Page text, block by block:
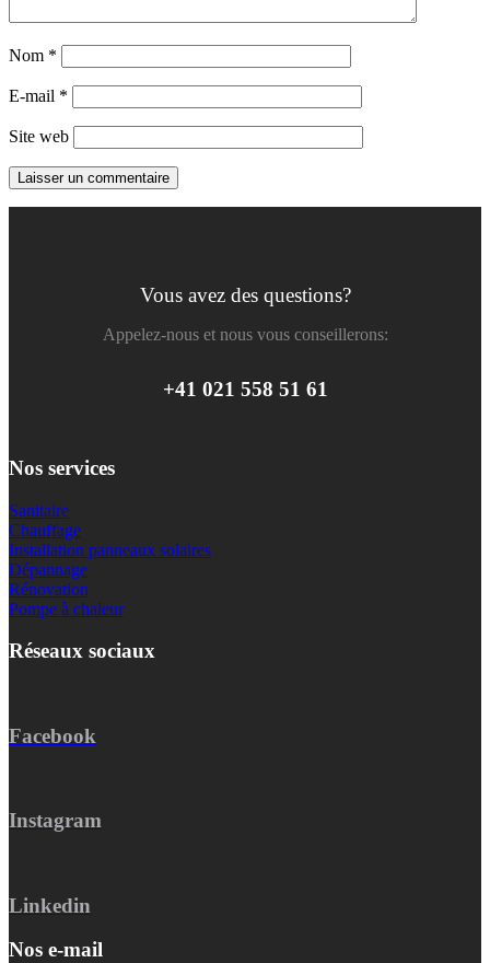
Nom *
E-mail *
Site web
Vous avez des questions?
Appelez-nous et nous vous conseillerons:
+41 021 558 51 61
Nos services
Sanitaire
Chauffage
Installation panneaux solaires
Dépannage
Rénovation
Pompe à chaleur
Réseaux sociaux
Facebook
Instagram
Linkedin
Nos e-mail